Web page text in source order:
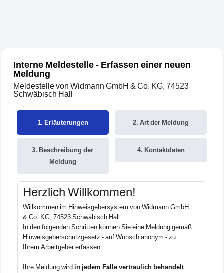
Interne Meldestelle - Erfassen einer neuen
Meldung
Meldestelle von Widmann GmbH & Co. KG, 74523
Schwäbisch Hall
1. Erläuterungen 2. Art der Meldung
3. Beschreibung der
Meldung
4. Kontaktdaten
Herzlich Willkommen!
Willkommen im Hinweisgebersystem von Widmann GmbH
& Co. KG, 74523 Schwäbisch Hall.
In den folgenden Schritten können Sie eine Meldung gemäß
Hinweisgeberschutzgesetz - auf Wunsch anonym - zu
Ihrem Arbeitgeber erfassen.
Ihre Meldung wird in jedem Falle vertraulich behandelt